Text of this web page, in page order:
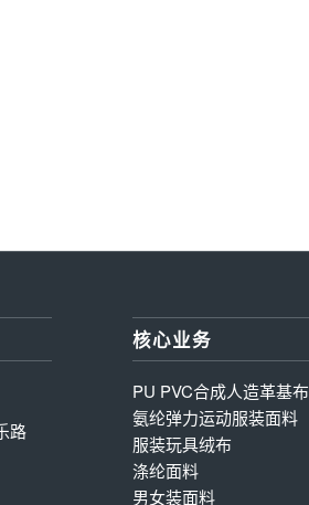
路
核心业务
PU PVC合成人造革基布
氨纶弹力运动服装面料
服装玩具绒布
涤纶面料
男女装面料